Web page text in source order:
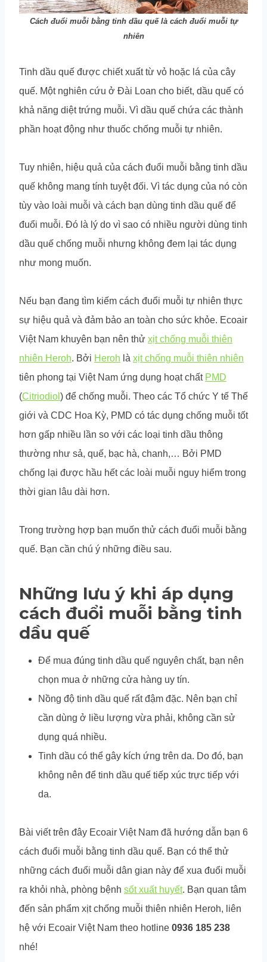
Cách đuổi muỗi bằng tinh dầu quế là cách đuổi muỗi tự
nhiên
Tinh dầu quế được chiết xuất từ vỏ hoặc lá của cây
quế. Một nghiên cứu ở Đài Loan cho biết, dầu quế có
khả năng diệt trứng muỗi. Vì dầu quế chứa các thành
phần hoạt động như thuốc chống muỗi tự nhiên.
Tuy nhiên, hiệu quả của cách đuổi muỗi bằng tinh dầu
quế không mang tính tuyệt đối. Vì tác dụng của nó còn
tùy vào loài muỗi và cách bạn dùng tinh dầu quế để
đuổi muỗi. Đó là lý do vì sao có nhiều người dùng tinh
dầu quế chống muỗi nhưng không đem lại tác dụng
như mong muốn.
Nếu bạn đang tìm kiếm cách đuổi muỗi tự nhiên thực
sự hiệu quả và đảm bảo an toàn cho sức khỏe. Ecoair
Việt Nam khuyên bạn nên thử xịt chống muỗi thiên
nhiên Heroh. Bởi Heroh là xịt chống muỗi thiên nhiên
tiên phong tại Việt Nam ứng dụng hoạt chất PMD
(Citriodiol ) để chống muỗi. Theo các Tổ chức Y tế Thế
giới và CDC Hoa Kỳ, PMD có tác dụng chống muỗi tốt
hơn gấp nhiều lần so với các loại tinh dầu thông
thường như sả, quế, bạc hà, chanh,… Bởi PMD
chống lại được hầu hết các loài muỗi nguy hiểm trong
thời gian lâu dài hơn.
Trong trường hợp bạn muốn thử cách đuổi muỗi bằng
quế. Bạn cần chú ý những điều sau.
Những lưu ý khi áp dụng
cách đuổi muỗi bằng tinh
dầu quế
Để mua đúng tinh dầu quế nguyên chất, bạn nên
chọn mua ở những cửa hàng uy tín.
Nồng độ tinh dầu quế rất đậm đặc. Nên bạn chỉ
cần dùng ở liều lượng vừa phải, không cần sử
dụng quá nhiều.
Tinh dầu có thể gây kích ứng trên da. Do đó, bạn
không nên để tinh dầu quế tiếp xúc trực tiếp với
da.
Bài viết trên đây Ecoair Việt Nam đã hướng dẫn bạn 6
cách đuổi muỗi bằng tinh dầu quế. Bạn có thể thử
những cách đuổi muỗi dân gian này để xua đuổi muỗi
ra khỏi nhà, phòng bệnh sốt xuất huyết. Bạn quan tâm
đến sản phẩm xịt chống muỗi thiên nhiên Heroh, liên
hệ với Ecoair Việt Nam theo hotline 0936 185 238
nhé!